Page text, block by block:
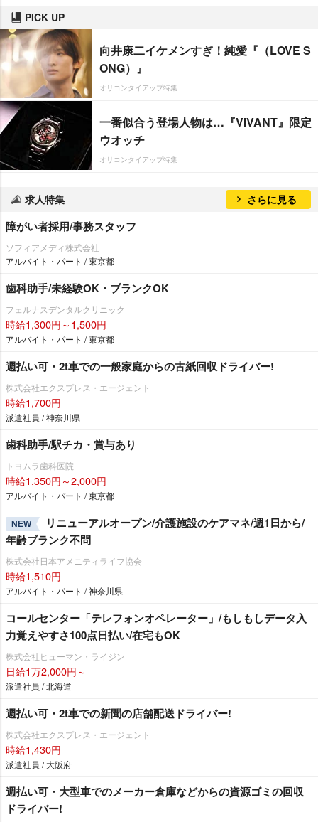
PICK UP
向井康二イケメンすぎ！純愛『（LOVE S
ONG）』
オリコンタイアップ特集
一番似合う登場人物は…『VIVANT』限定
ウオッチ
オリコンタイアップ特集
求人特集 さらに見る
障がい者採用/事務スタッフ
ソフィアメディ株式会社
アルバイト・パート / 東京都
歯科助手/未経験OK・ブランクOK
フェルナスデンタルクリニック
時給1,300円～1,500円
アルバイト・パート / 東京都
週払い可・2t車での一般家庭からの古紙回収ドライバー!
株式会社エクスプレス・エージェント
時給1,700円
派遣社員 / 神奈川県
歯科助手/駅チカ・賞与あり
トヨムラ歯科医院
時給1,350円～2,000円
アルバイト・パート / 東京都
NEW
リニューアルオープン/介護施設のケアマネ/週1日から/
年齢ブランク不問
株式会社日本アメニティライフ協会
時給1,510円
アルバイト・パート / 神奈川県
コールセンター「テレフォンオペレーター」/もしもしデータ入
力覚えやすさ100点日払い/在宅もOK
株式会社ヒューマン・ライジン
日給1万2,000円～
派遣社員 / 北海道
週払い可・2t車での新聞の店舗配送ドライバー!
株式会社エクスプレス・エージェント
時給1,430円
派遣社員 / 大阪府
週払い可・大型車でのメーカー倉庫などからの資源ゴミの回収
ドライバー!